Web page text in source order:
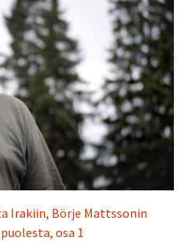
Irakiin, Börje Mattssonin
osa 1